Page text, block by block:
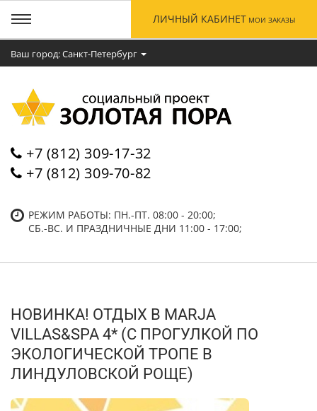
Ваш город: Cанкт-Петербург
+7 (812) 309-17-32
+7 (812) 309-70-82
РЕЖИМ РАБОТЫ: ПН.-ПТ. 08:00 - 20:00;
СБ.-ВC. И ПРАЗДНИЧНЫЕ ДНИ 11:00 - 17:00;
ЛИЧНЫЙ КАБИНЕТ МОИ ЗАКАЗЫ
НОВИНКА! ОТДЫХ В MARJA
VILLAS&SPA 4* (С ПРОГУЛКОЙ ПО
ЭКОЛОГИЧЕСКОЙ ТРОПЕ В
ЛИНДУЛОВСКОЙ РОЩЕ)